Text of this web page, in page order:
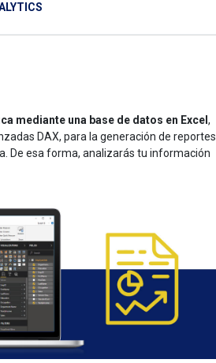
mediante una base de datos en Excel ,
DAX, para la generación de reportes
De esa forma, analizarás tu información